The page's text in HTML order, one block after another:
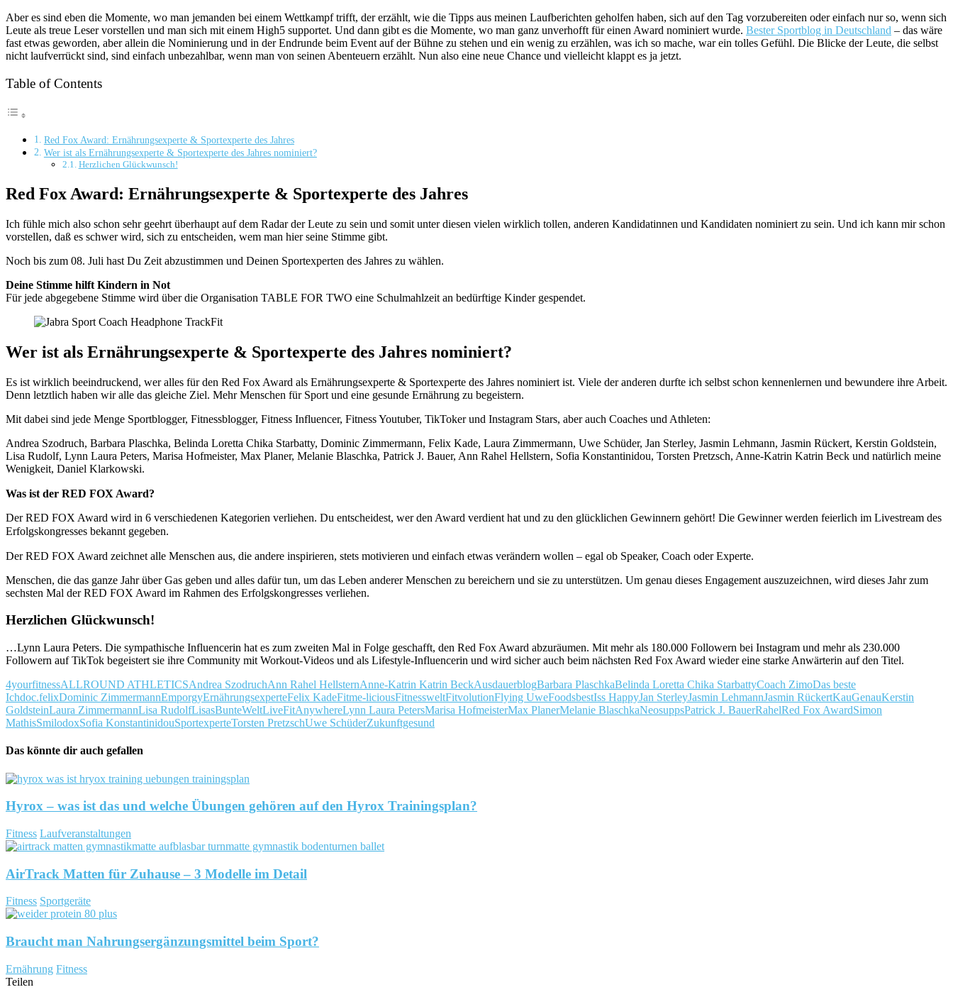
Aber es sind eben die Momente, wo man jemanden bei einem Wettkampf trifft, der erzählt, wie die Tipps aus meinen Laufberichten geholfen haben, sich auf den Tag vorzubereiten oder einfach nur so, wenn sich
Leute als treue Leser vorstellen und man sich mit einem High5 supportet. Und dann gibt es die Momente, wo man ganz unverhofft für einen Award nominiert wurde. Bester Sportblog in Deutschland – das wäre
fast etwas geworden, aber allein die Nominierung und in der Endrunde beim Event auf der Bühne zu stehen und ein wenig zu erzählen, was ich so mache, war ein tolles Gefühl. Die Blicke der Leute, die selbst
nicht laufverrückt sind, sind einfach unbezahlbar, wenn man von seinen Abenteuern erzählt. Nun also eine neue Chance und vielleicht klappt es ja jetzt.
Table of Contents
Red Fox Award: Ernährungsexperte & Sportexperte des Jahres
Wer ist als Ernährungsexperte & Sportexperte des Jahres nominiert?
Herzlichen Glückwunsch!
Red Fox Award: Ernährungsexperte & Sportexperte des Jahres
Ich fühle mich also schon sehr geehrt überhaupt auf dem Radar der Leute zu sein und somit unter diesen vielen wirklich tollen, anderen Kandidatinnen und Kandidaten nominiert zu sein. Und ich kann mir schon
vorstellen, daß es schwer wird, sich zu entscheiden, wem man hier seine Stimme gibt.
Noch bis zum 08. Juli hast Du Zeit abzustimmen und Deinen Sportexperten des Jahres zu wählen.
Deine Stimme hilft Kindern in Not
Für jede abgegebene Stimme wird über die Organisation TABLE FOR TWO eine Schulmahlzeit an bedürftige Kinder gespendet.
Wer ist als Ernährungsexperte & Sportexperte des Jahres nominiert?
Es ist wirklich beeindruckend, wer alles für den Red Fox Award als Ernährungsexperte & Sportexperte des Jahres nominiert ist. Viele der anderen durfte ich selbst schon kennenlernen und bewundere ihre Arbeit.
Denn letztlich haben wir alle das gleiche Ziel. Mehr Menschen für Sport und eine gesunde Ernährung zu begeistern.
Mit dabei sind jede Menge Sportblogger, Fitnessblogger, Fitness Influencer, Fitness Youtuber, TikToker und Instagram Stars, aber auch Coaches und Athleten:
Andrea Szodruch, Barbara Plaschka, Belinda Loretta Chika Starbatty, Dominic Zimmermann, Felix Kade, Laura Zimmermann, Uwe Schüder, Jan Sterley, Jasmin Lehmann, Jasmin Rückert, Kerstin Goldstein,
Lisa Rudolf, Lynn Laura Peters, Marisa Hofmeister, Max Planer, Melanie Blaschka, Patrick J. Bauer, Ann Rahel Hellstern, Sofia Konstantinidou, Torsten Pretzsch, Anne-Katrin Katrin Beck und natürlich meine
Wenigkeit, Daniel Klarkowski.
Was ist der RED FOX Award?
Der RED FOX Award wird in 6 verschiedenen Kategorien verliehen. Du entscheidest, wer den Award verdient hat und zu den glücklichen Gewinnern gehört! Die Gewinner werden feierlich im Livestream des
Erfolgskongresses bekannt gegeben.⠀ ⠀⠀
Der RED FOX Award zeichnet alle Menschen aus, die andere inspirieren, stets motivieren und einfach etwas verändern wollen – egal ob Speaker, Coach oder Experte. ⠀ ⠀⠀
Menschen, die das ganze Jahr über Gas geben und alles dafür tun, um das Leben anderer Menschen zu bereichern und sie zu unterstützen. Um genau dieses Engagement auszuzeichnen, wird dieses Jahr zum
sechsten Mal der RED FOX Award im Rahmen des Erfolgskongresses verliehen.
Herzlichen Glückwunsch!
…Lynn Laura Peters. Die sympathische Influencerin hat es zum zweiten Mal in Folge geschafft, den Red Fox Award abzuräumen. Mit mehr als 180.000 Followern bei Instagram und mehr als 230.000
Followern auf TikTok begeistert sie ihre Community mit Workout-Videos und als Lifestyle-Influencerin und wird sicher auch beim nächsten Red Fox Award wieder eine starke Anwärterin auf den Titel.
4yourfitnessALLROUND ATHLETICSAndrea SzodruchAnn Rahel HellsternAnne-Katrin Katrin BeckAusdauerblogBarbara PlaschkaBelinda Loretta Chika StarbattyCoach ZimoDas beste
Ichdoc.felixDominic ZimmermannEmporgyErnährungsexperteFelix KadeFitme-liciousFitnessweltFitvolutionFlying UweFoodsbestIss HappyJan SterleyJasmin LehmannJasmin RückertKauGenauKerstin
GoldsteinLaura ZimmermannLisa RudolfLisasBunteWeltLiveFitAnywhereLynn Laura PetersMarisa HofmeisterMax PlanerMelanie BlaschkaNeosuppsPatrick J. BauerRahelRed Fox AwardSimon
MathisSmilodoxSofia KonstantinidouSportexperteTorsten PretzschUwe SchüderZukunftgesund
Das könnte dir auch gefallen
Hyrox – was ist das und welche Übungen gehören auf den Hyrox Trainingsplan?
Fitness Laufveranstaltungen
AirTrack Matten für Zuhause – 3 Modelle im Detail
Fitness Sportgeräte
Braucht man Nahrungsergänzungsmittel beim Sport?
Ernährung Fitness
Teilen